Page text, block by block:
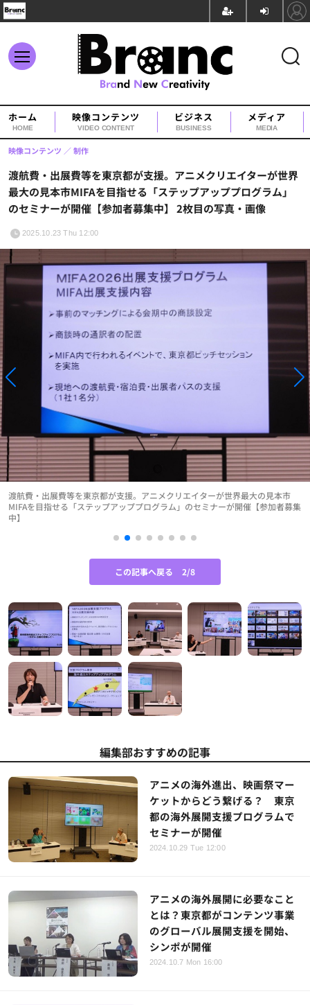
ホーム
HOME
映像コンテンツ
VIDEO CONTENT
ビジネス
BUSINESS
メディア
MEDIA
渡航費・出展費等を東京都が支援。アニメクリエイターが世界
最大の見本市MIFAを目指せる「ステップアッププログラム」
のセミナーが開催【参加者募集中】 2枚目の写真・画像
映像コンテンツ 制作
2025.10.23 Thu 12:00
渡航費・出展費等を東京都が支援。アニメクリエイターが世界最大の見本市
MIFAを目指せる「ステップアッププログラム」のセミナーが開催【参加者募集
中】
この記事へ戻る 2/8
編集部おすすめの記事
アニメの海外進出、映画祭マー
ケットからどう繋げる？ 東京
都の海外展開支援プログラムで
セミナーが開催
2024.10.29 Tue 12:00
アニメの海外展開に必要なこと
とは？東京都がコンテンツ事業
のグローバル展開支援を開始、
シンポが開催
2024.10.7 Mon 16:00